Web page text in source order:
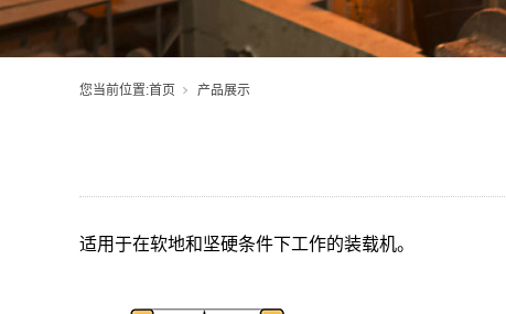
您当前位置:首页 产品展示
适用于在软地和坚硬条件下工作的装载机。